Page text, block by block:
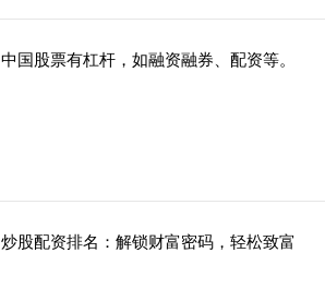
中国股票有杠杆，如融资融券、配资等。
炒股配资排名：解锁财富密码，轻松致富